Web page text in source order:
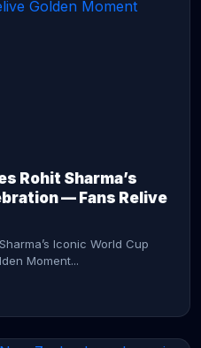
Rohit Sharma’s
— Fans Relive
Iconic World Cup
Moment...